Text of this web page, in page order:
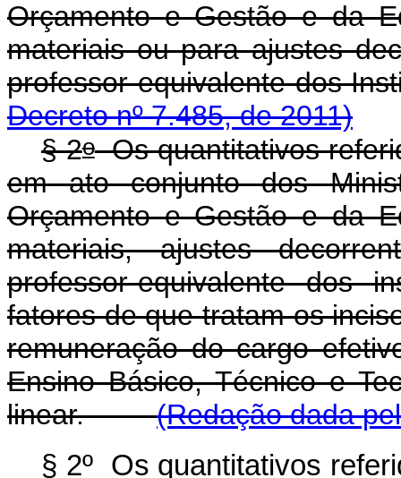
Orçamento e Gestão e da
materiais ou para ajustes
professor-equivalente dos
Decreto nº 7.485, de 2011)
§ 2oOs quantitativos
em ato conjunto dos
Orçamento e Gestão e da
materiais, ajustes
professor-equivalente dos
fatores de que tratam os
remuneração do cargo
Ensino Básico, Técnico e
linear.
(Redação dada
§ 2º Os quantitativos